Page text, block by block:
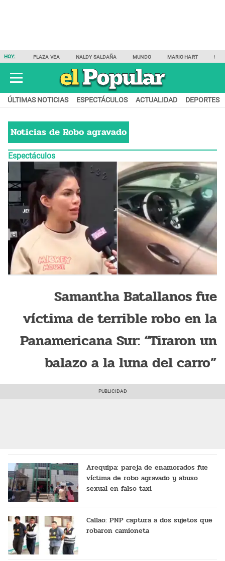
HOY: PLAZA VEA NALDY SALDAÑA MUNDO MARIO HART
ÚLTIMAS NOTICIAS ESPECTÁCULOS ACTUALIDAD DEPORTES
Noticias de Robo agravado
Espectáculos
Samantha Batallanos fue
víctima de terrible robo en la
Panamericana Sur: “Tiraron un
balazo a la luna del carro”
Arequipa: pareja de enamorados fue
víctima de robo agravado y abuso
sexual en falso taxi
Callao: PNP captura a dos sujetos que
robaron camioneta